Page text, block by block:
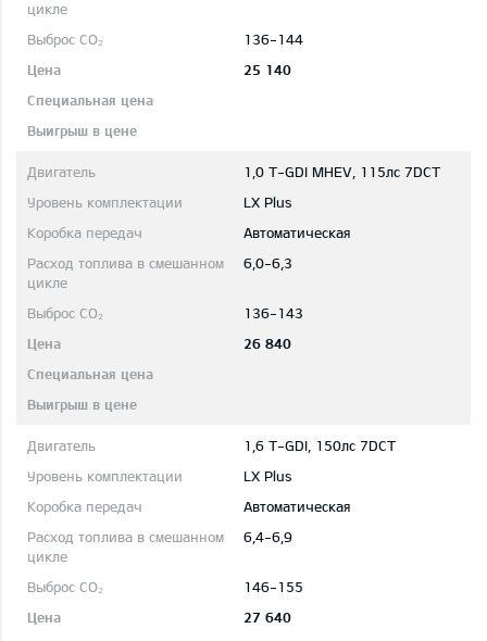
136-144
25 140
1,0 T-GDI MHEV, 115лс 7DCT
LX Plus
Автоматическая
6,0-6,3
136-143
26 840
1,6 T-GDI, 150лс 7DCT
LX Plus
Автоматическая
6,4-6,9
146-155
27 640